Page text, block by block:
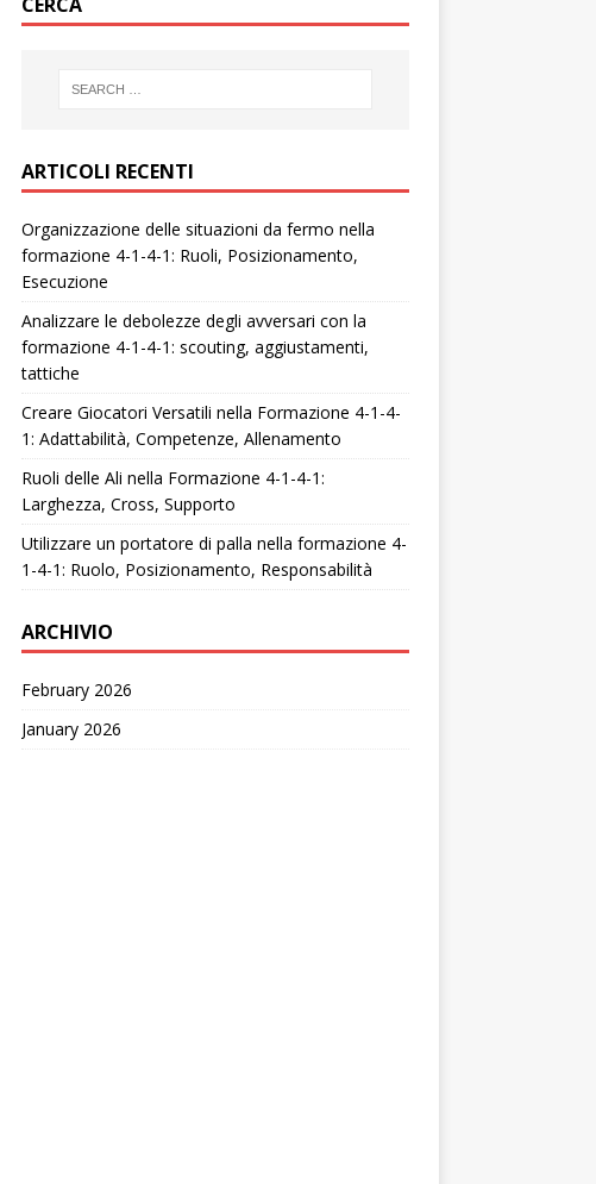
ARTICOLI RECENTI
Organizzazione delle situazioni da fermo nella
formazione 4-1-4-1: Ruoli, Posizionamento,
Esecuzione
Analizzare le debolezze degli avversari con la
formazione 4-1-4-1: scouting, aggiustamenti,
tattiche
Creare Giocatori Versatili nella Formazione 4-1-4-
1: Adattabilità, Competenze, Allenamento
Ruoli delle Ali nella Formazione 4-1-4-1:
Larghezza, Cross, Supporto
Utilizzare un portatore di palla nella formazione 4-
1-4-1: Ruolo, Posizionamento, Responsabilità
ARCHIVIO
February 2026
January 2026